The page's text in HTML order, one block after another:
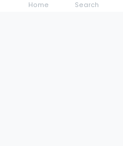
Home Search
0211 3020 5614